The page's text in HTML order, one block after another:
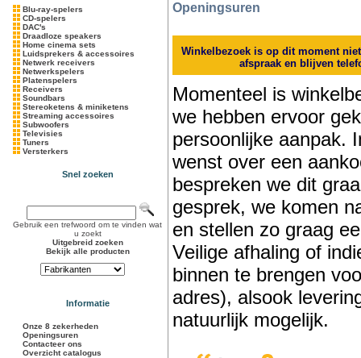
Blu-ray-spelers
CD-spelers
DAC's
Draadloze speakers
Home cinema sets
Luidsprekers & accessoires
Netwerk receivers
Netwerkspelers
Platenspelers
Receivers
Soundbars
Stereoketens & miniketens
Streaming accessoires
Subwoofers
Televisies
Tuners
Versterkers
Snel zoeken
Gebruik een trefwoord om te vinden wat
u zoekt
Uitgebreid zoeken
Bekijk alle producten
Informatie
Onze 8 zekerheden
Openingsuren
Contacteer ons
Overzicht catalogus
Openingsuren
Winkelbezoek is op dit moment
afspraak en blijven
Momenteel is
we hebben ervoor
persoonlijke aanpak.
wenst over een
bespreken we dit
gesprek, we komen
en stellen zo graag
Veilige afhaling of
binnen te brengen
adres), alsook
natuurlijk mogelijk.